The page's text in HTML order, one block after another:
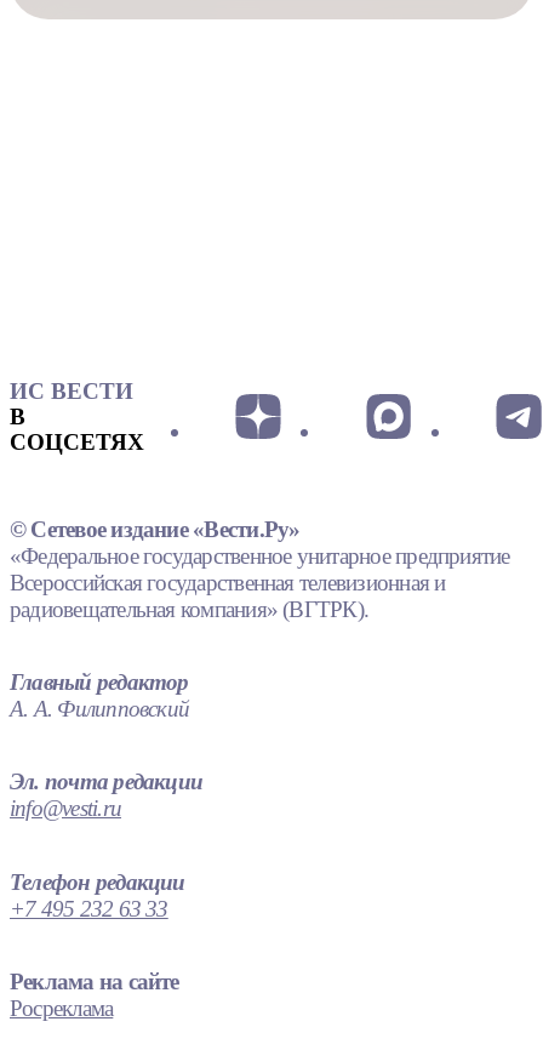
ИС ВЕСТИ
В
СОЦСЕТЯХ
© Сетевое издание «Вести.Ру»
«Федеральное государственное унитарное предприятие
Всероссийская государственная телевизионная и
радиовещательная компания» (ВГТРК).
Главный редактор
А. А. Филипповский
Эл. почта редакции
info@vesti.ru
Телефон редакции
+7 495 232 63 33
Реклама на сайте
Росреклама